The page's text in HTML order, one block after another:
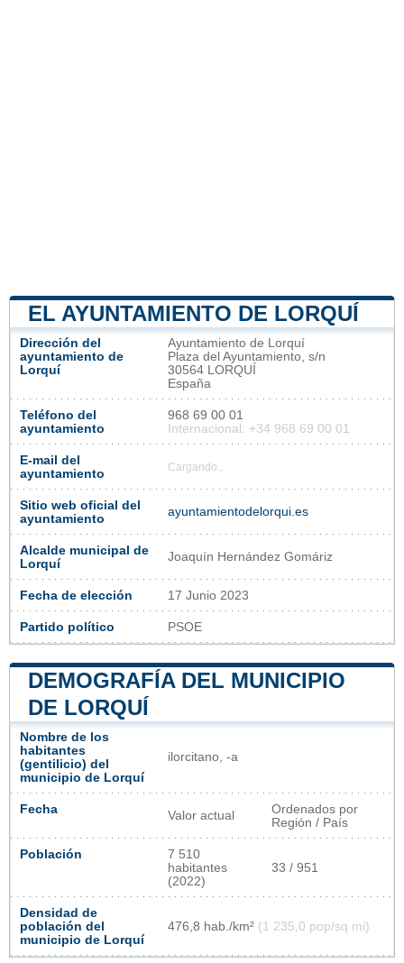
EL AYUNTAMIENTO DE LORQUÍ
Dirección del
ayuntamiento de
Lorquí
Ayuntamiento de Lorquí
Plaza del Ayuntamiento, s/n
30564 LORQUÍ
España
Teléfono del
ayuntamiento
968 69 00 01
Internacional: +34 968 69 00 01
E-mail del
ayuntamiento
Cargando...
Sitio web oficial del
ayuntamiento
ayuntamientodelorqui.es
Alcalde municipal de
Lorquí
Joaquín Hernández Gomáriz
Fecha de elección 17 Junio 2023
Partido político PSOE
DEMOGRAFÍA DEL MUNICIPIO
DE LORQUÍ
Nombre de los
habitantes
(gentilicio) del
municipio de Lorquí
ilorcitano, -a
Fecha Valor actual
Ordenados por
Región / País
Población
7 510
habitantes
(2022)
33 / 951
Densidad de
población del
municipio de Lorquí
476,8 hab./km² (1 235,0 pop/sq mi)